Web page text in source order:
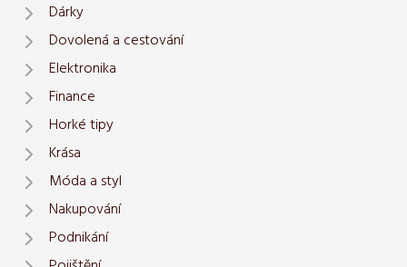
Dárky
Dovolená a cestování
Elektronika
Finance
Horké tipy
Krása
Móda a styl
Nakupování
Podnikání